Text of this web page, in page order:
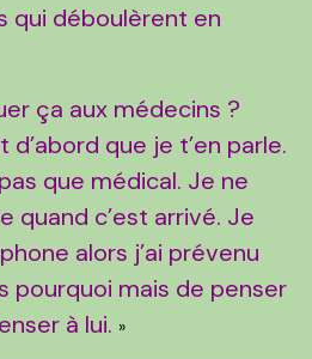
qui déboulèrent en
ça aux médecins ?
d’abord que je t’en parle.
que médical. Je ne
quand c’est arrivé. Je
alors j’ai prévenu
pourquoi mais de penser
à lui. »